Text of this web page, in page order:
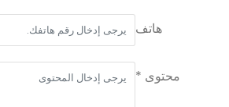
هاتف
محتوى *